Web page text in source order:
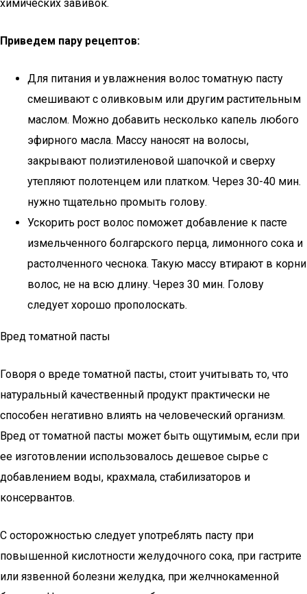
химических завивок.
Приведем пару рецептов:
Для питания и увлажнения волос томатную пасту
смешивают с оливковым или другим растительным
маслом. Можно добавить несколько капель любого
эфирного масла. Массу наносят на волосы,
закрывают полиэтиленовой шапочкой и сверху
утепляют полотенцем или платком. Через 30-40 мин.
нужно тщательно промыть голову.
Ускорить рост волос поможет добавление к пасте
измельченного болгарского перца, лимонного сока и
растолченного чеснока. Такую массу втирают в корни
волос, не на всю длину. Через 30 мин. Голову
следует хорошо прополоскать.
Вред томатной пасты
Говоря о вреде томатной пасты, стоит учитывать то, что
натуральный качественный продукт практически не
способен негативно влиять на человеческий организм.
Вред от томатной пасты может быть ощутимым, если при
ее изготовлении использовалось дешевое сырье с
добавлением воды, крахмала, стабилизаторов и
консервантов.
С осторожностью следует употреблять пасту при
повышенной кислотности желудочного сока, при гастрите
или язвенной болезни желудка, при желчнокаменной